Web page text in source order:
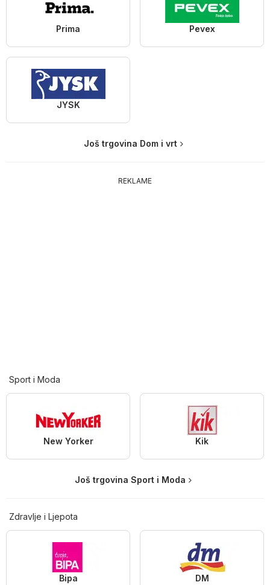
Prima Pevex
JYSK
Još trgovina Dom i vrt
REKLAME
Sport i Moda
New Yorker Kik
Još trgovina Sport i Moda
Zdravlje i Ljepota
Bipa DM